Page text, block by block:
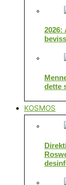
2026:
dette
KOSMOS